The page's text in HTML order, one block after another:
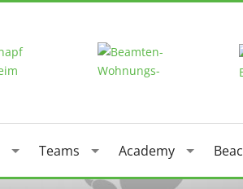
Teams Academy